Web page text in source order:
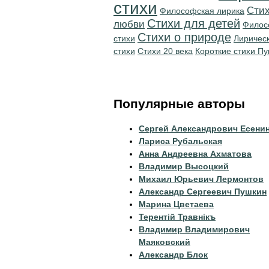
стихи Философская лирика
любви Стихи для детей
стихи Стихи о природе
стихи Стихи 20 века Короткие стихи
Популярные авторы
Сергей Александрович
Лариса Рубальская
Анна Андреевна Ахматова
Владимир Высоцкий
Михаил Юрьевич Лермонтов
Александр Сергеевич Пушкин
Марина Цветаева
Терентiй Травнiкъ
Владимир Владимирович
Маяковский
Александр Блок